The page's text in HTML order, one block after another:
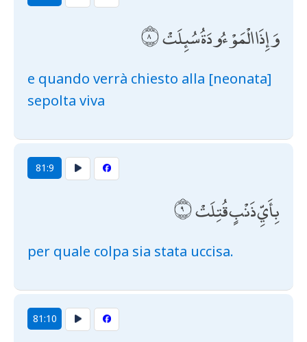
وَإِذَا الْمَوْءُودَةُ سُئِلَتْ
e quando verrà chiesto alla [neonata]
sepolta viva
81:9
بِأَيِّ ذَنْبٍ قُتِلَتْ
per quale colpa sia stata uccisa.
81:10